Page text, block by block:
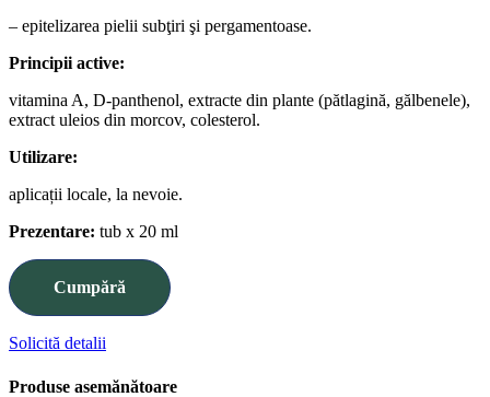
– epitelizarea pielii subţiri şi pergamentoase.
Principii active:
vitamina A, D-panthenol, extracte din plante (pătlagină, gălbenele),
extract uleios din morcov, colesterol.
Utilizare:
aplicații locale, la nevoie.
Prezentare: tub x 20 ml
Cumpără
Solicită detalii
Produse asemănătoare